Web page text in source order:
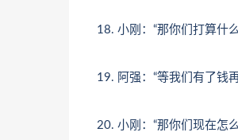
18. 小刚：“那你们打算什
19. 阿强：“等我们有了钱
20. 小刚：“那你们现在怎